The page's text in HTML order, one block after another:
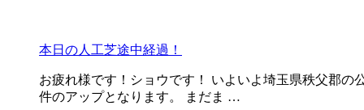
本日の人工芝途中経過！
お疲れ様です！ショウです！ いよいよ埼玉県秩父郡
件のアップとなります。 まだま …